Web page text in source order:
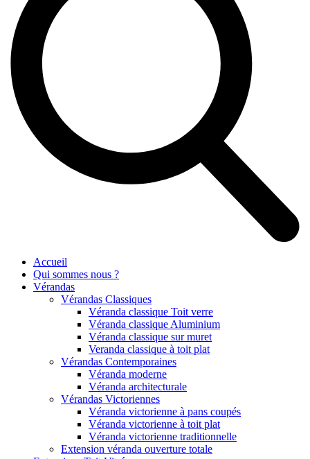
Accueil
Qui sommes nous ?
Vérandas
Vérandas Classiques
Véranda classique Toit verre
Véranda classique Aluminium
Véranda classique sur muret
Veranda classique à toit plat
Vérandas Contemporaines
Véranda moderne
Véranda architecturale
Vérandas Victoriennes
Véranda victorienne à pans coupés
Véranda victorienne à toit plat
Véranda victorienne traditionnelle
Extension véranda ouverture totale